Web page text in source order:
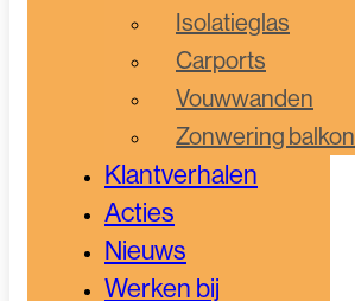
Isolatieglas
Carports
Vouwwanden
Zonwering balkon
Klantverhalen
Acties
Nieuws
Werken bij